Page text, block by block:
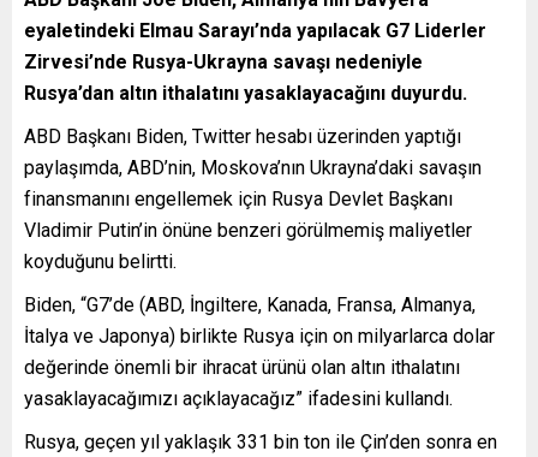
eyaletindeki Elmau Sarayı’nda yapılacak G7 Liderler
Zirvesi’nde Rusya-Ukrayna savaşı nedeniyle
Rusya’dan altın ithalatını yasaklayacağını duyurdu.
ABD Başkanı Biden, Twitter hesabı üzerinden yaptığı
paylaşımda, ABD’nin, Moskova’nın Ukrayna’daki savaşın
finansmanını engellemek için Rusya Devlet Başkanı
Vladimir Putin’in önüne benzeri görülmemiş maliyetler
koyduğunu belirtti.
Biden, “G7’de (ABD, İngiltere, Kanada, Fransa, Almanya,
İtalya ve Japonya) birlikte Rusya için on milyarlarca dolar
değerinde önemli bir ihracat ürünü olan altın ithalatını
yasaklayacağımızı açıklayacağız” ifadesini kullandı.
Rusya, geçen yıl yaklaşık 331 bin ton ile Çin’den sonra en